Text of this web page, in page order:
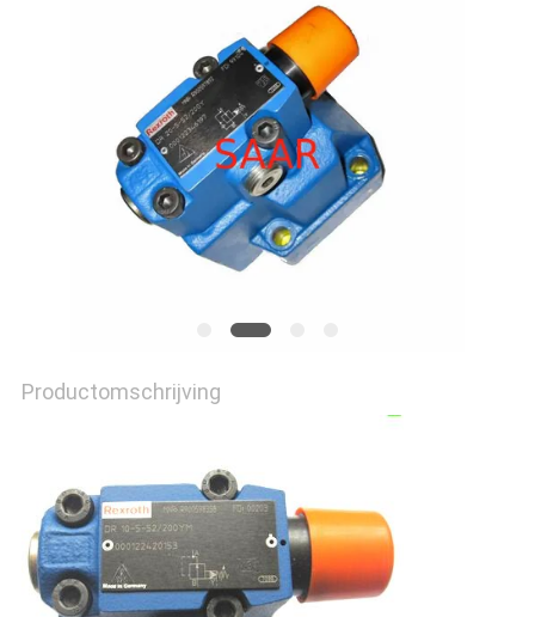
Productomschrijving